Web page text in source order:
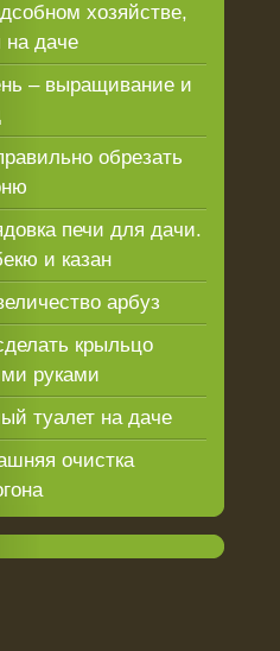
хозяйстве,
на даче
– выращивание и
обрезать
печи для дачи.
и казан
арбуз
крыльцо
руками
туалет на даче
очистка